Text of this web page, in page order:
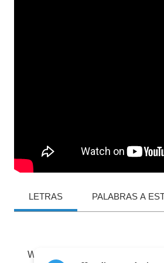
LETRAS PALABRAS A
Why